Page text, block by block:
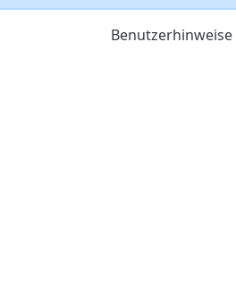
Benutzerhinweise